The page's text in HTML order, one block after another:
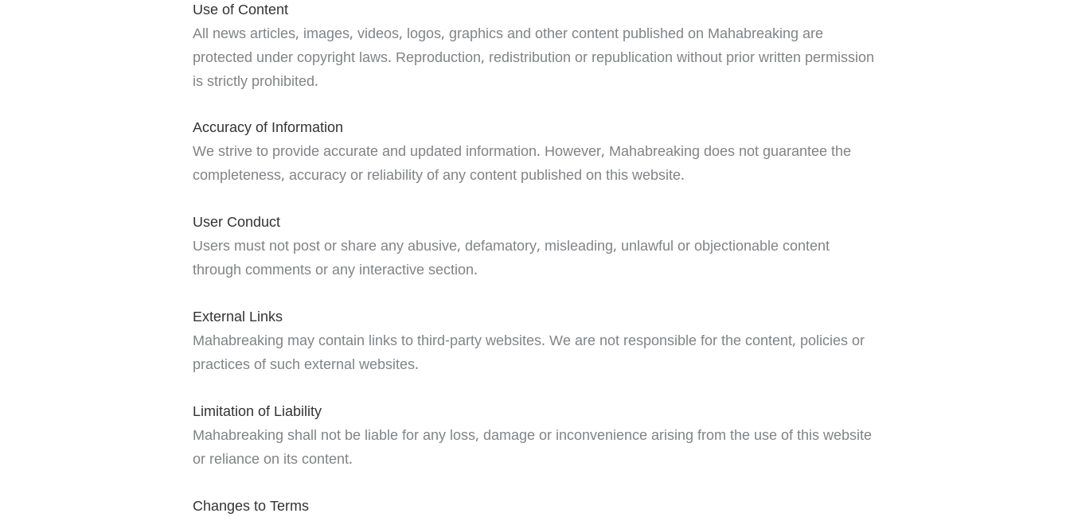
Use of Content
All news articles, images, videos, logos, graphics and other content published on Mahabreaking are
protected under copyright laws. Reproduction, redistribution or republication without prior written permission
is strictly prohibited.
Accuracy of Information
We strive to provide accurate and updated information. However, Mahabreaking does not guarantee the
completeness, accuracy or reliability of any content published on this website.
User Conduct
Users must not post or share any abusive, defamatory, misleading, unlawful or objectionable content
through comments or any interactive section.
External Links
Mahabreaking may contain links to third-party websites. We are not responsible for the content, policies or
practices of such external websites.
Limitation of Liability
Mahabreaking shall not be liable for any loss, damage or inconvenience arising from the use of this website
or reliance on its content.
Changes to Terms